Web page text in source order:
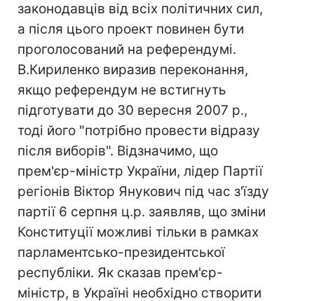
законодавців від всіх політичних сил,
а після цього проект повинен бути
проголосований на референдумі.
В.Кириленко виразив переконання,
якщо референдум не встигнуть
підготувати до 30 вересня 2007 р.,
тоді його "потрібно провести відразу
після виборів". Відзначимо, що
прем'єр-міністр України, лідер Партії
регіонів Віктор Янукович під час з'їзду
партії 6 серпня ц.р. заявляв, що зміни
Конституції можливі тільки в рамках
парламентсько-президентської
республіки. Як сказав прем'єр-
міністр, в Україні необхідно створити